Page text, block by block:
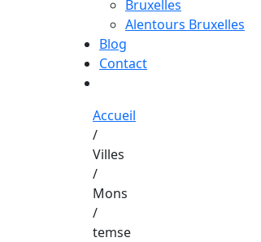
Bruxelles
Alentours Bruxelles
Blog
Contact
Accueil
/
Villes
/
Mons
/
temse